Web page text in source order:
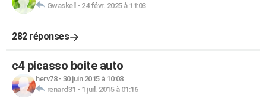
Gwaskell - 24 févr. 2025 à 11:03
282 réponses
c4 picasso boite auto
herv78- 30 juin 2015 à 10:08
renard31 - 1 juil. 2015 à 01:16